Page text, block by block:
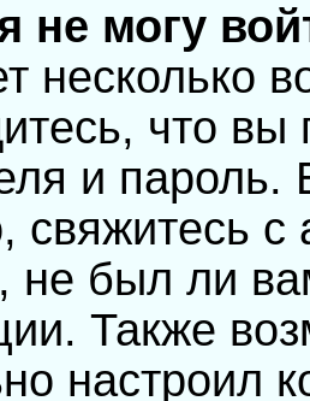
не могу
несколько
что
и
свяжитесь
не был ли
Также
настроил